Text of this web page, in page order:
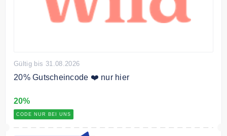
Gültig bis 31.08.2026
20% Gutscheincode ❤️ nur hier
20%
CODE NUR BEI UNS